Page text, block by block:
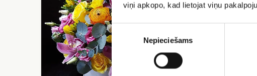
viņi apkopo, kad lietojat viņu
Piekrišanas
izvēle
Nepieciešams
коробке